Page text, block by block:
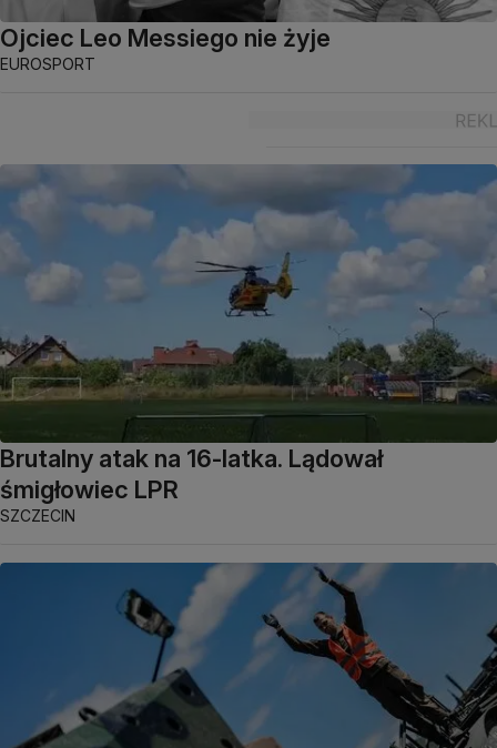
Ojciec Leo Messiego nie żyje
EUROSPORT
Brutalny atak na 16-latka. Lądował
śmigłowiec LPR
SZCZECIN